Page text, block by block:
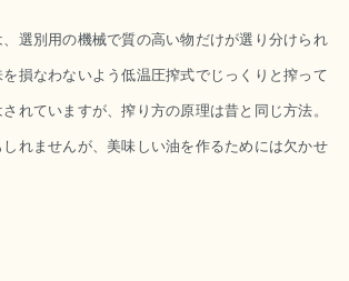
選別用の機械で質の高い物だけが選り分けられ
を損なわないよう低温圧搾式でじっくりと搾って
れていますが、搾り方の原理は昔と同じ方法。
れませんが、美味しい油を作るためには欠かせ